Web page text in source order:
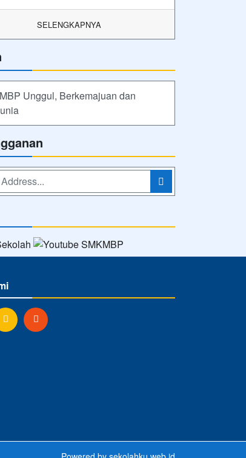
SELENGKAPNYA
Unggul, Berkemajuan dan